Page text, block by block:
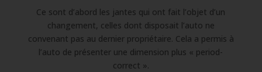
Ce sont d’abord les jantes qui ont fait l’objet d’un
changement, celles dont disposait l’auto ne
convenant pas au dernier propriétaire. Cela a permis à
l’auto de présenter une dimension plus « period-
correct ».